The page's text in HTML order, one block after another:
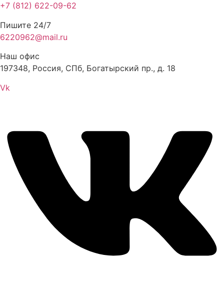
+7 (812) 622-09-62
Пишите 24/7
6220962@mail.ru
Наш офис
197348, Россия, СПб, Богатырский пр., д. 18
Vk